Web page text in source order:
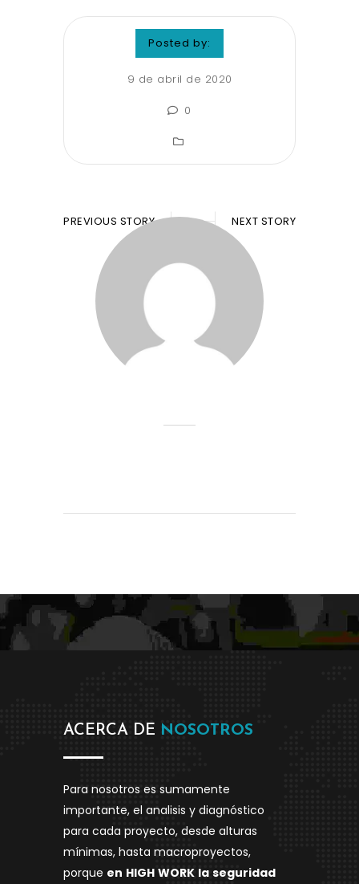
Posted by:
9 de abril de 2020
0
PREVIOUS STORY NEXT STORY
ACERCA DE NOSOTROS
Para nosotros es sumamente
importante, el analisis y diagnóstico
para cada proyecto, desde alturas
mínimas, hasta macroproyectos,
porque en HIGH WORK la seguridad